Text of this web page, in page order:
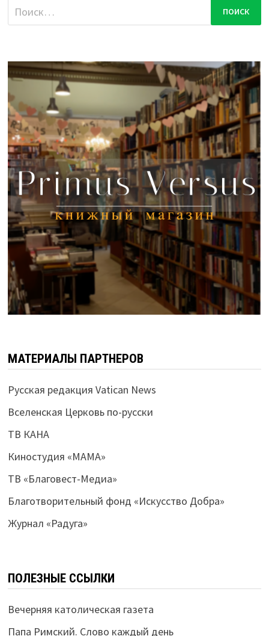
Найти:
МАТЕРИАЛЫ ПАРТНЕРОВ
Русская редакция Vatican News
Вселенская Церковь по-русски
ТВ КАНА
Киностудия «МАМА»
ТВ «Благовест-Медиа»
Благотворительный фонд «Искусство Добра»
Журнал «Радуга»
ПОЛЕЗНЫЕ ССЫЛКИ
Вечерняя католическая газета
Папа Римский. Слово каждый день